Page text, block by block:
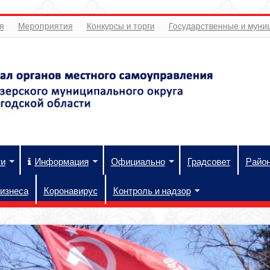
Мероприятия Конкурсы и торги Государственные и
Информация Официально Градсовет
Коронавирус Контроль и надзор